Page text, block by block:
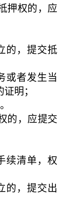
权的，应
，提交抵
者发生当
明；
，应提交
清单，权
，提交出